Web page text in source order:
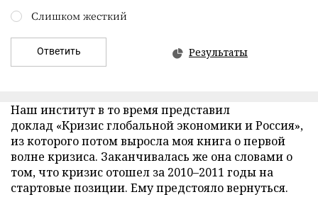
Слишком жесткий
Ответить Результаты
Наш институт в то время представил
доклад «Кризис глобальной экономики и Россия»,
из которого потом выросла моя книга о первой
волне кризиса. Заканчивалась же она словами о
том, что кризис отошел за 2010–2011 годы на
стартовые позиции. Ему предстояло вернуться.